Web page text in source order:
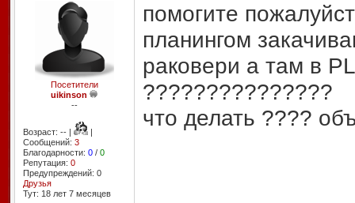
Посетители
uikinson
--
Возраст: -- |
|
Сообщений: 3
Благодарности: 0/ 0
Репутация: 0
Предупреждений: 0
Друзья
Тут: 18 лет 7 месяцев
помогите
планингом
раковери а там в
???????????????
что делать ????